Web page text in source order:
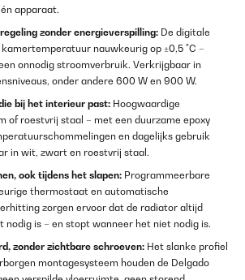
apparaat.
zonder energieverspilling: De digitale
nauwkeurig op ±0,5 °C –
onnodig stroomverbruik. Verkrijgbaar in
onder andere 600 W en 900 W.
bij het interieur past: Hoogwaardige
of roestvrij staal – met een duurzame epoxy
en dagelijks gebruik
in wit, zwart en roestvrij staal.
ook tijdens het slapen: Programmeerbare
thermostaat en automatische
zorgen ervoor dat de radiator altijd
is – en stopt wanneer het niet nodig is.
zonder zichtbare schroeven: Het slanke profiel
montagesysteem houden de Delgado